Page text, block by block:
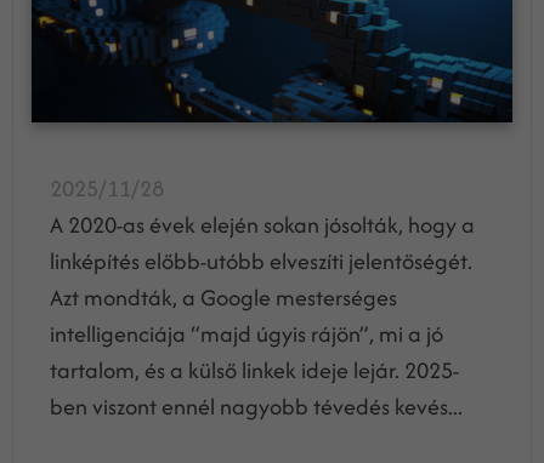
2025/11/28
A 2020-as évek elején sokan jósolták, hogy a
linképítés előbb-utóbb elveszíti jelentőségét.
Azt mondták, a Google mesterséges
intelligenciája “majd úgyis rájön”, mi a jó
tartalom, és a külső linkek ideje lejár. 2025-
ben viszont ennél nagyobb tévedés kevés...